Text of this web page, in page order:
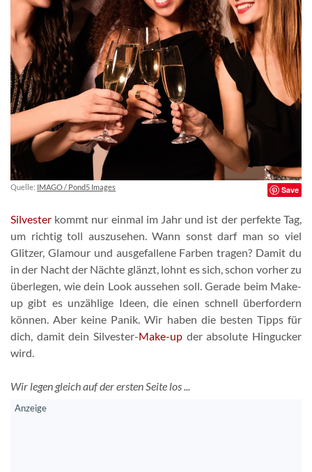
Quelle: IMAGO / Pond5 Images Save
Silvester kommt nur einmal im Jahr und ist der perfekte Tag,
um richtig toll auszusehen. Wann sonst darf man so viel
Glitzer, Glamour und ausgefallene Farben tragen? Damit du
in der Nacht der Nächte glänzt, lohnt es sich, schon vorher zu
überlegen, wie dein Look aussehen soll. Gerade beim Make-
up gibt es unzählige Ideen, die einen schnell überfordern
können. Aber keine Panik. Wir haben die besten Tipps für
dich, damit dein Silvester-Make-up der absolute Hingucker
wird.
Wir legen gleich auf der ersten Seite los ...